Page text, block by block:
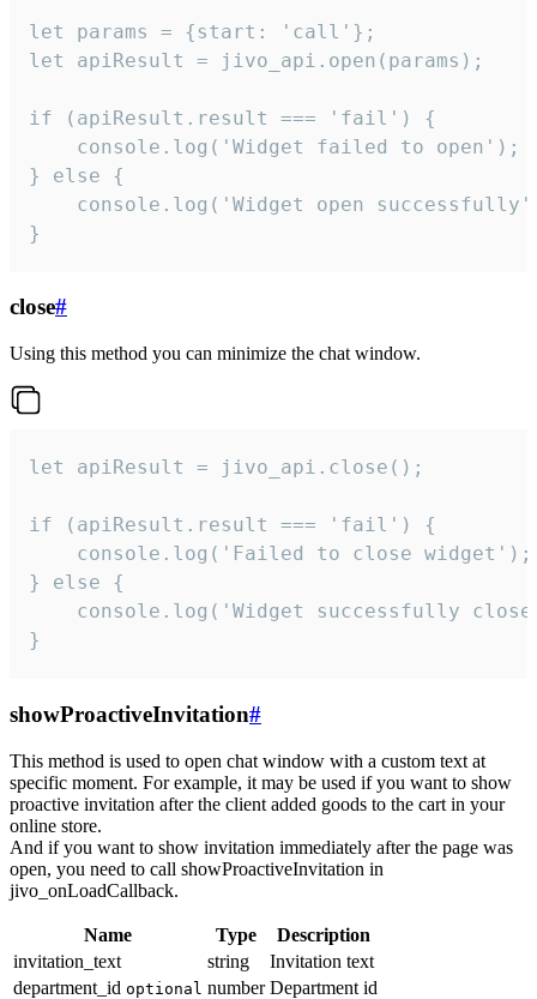
let params = {start: 'call'};
let apiResult = jivo_api.open(params);
if (apiResult.result === 'fail') {
    console.log('Widget failed to open');
} else {
console.log('Widget open
}
close#
Using this method you can minimize the chat window.
let apiResult = jivo_api.close();
if (apiResult.result === 'fail') {
    console.log('Failed to close widget');
} else {
console.log('Widget successfully
}
showProactiveInvitation#
This method is used to open chat window with a custom text at
specific moment. For example, it may be used if you want to show
proactive invitation after the client added goods to the cart in your
online store.
And if you want to show invitation immediately after the page was
open, you need to call showProactiveInvitation in
jivo_onLoadCallback.
Name Type
Description
invitation_text
string
Invitation text
department_id optional number Department id